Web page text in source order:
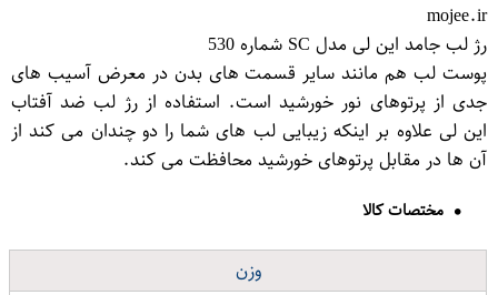
mojee.ir
رژ لب جامد این لی مدل SC شماره 530
پوست لب هم مانند سایر قسمت های بدن در معرض آسیب های
جدی از پرتوهای نور خورشید است. استفاده از رژ لب ضد آفتاب
این لی علاوه بر اینکه زیبایی لب های شما را دو چندان می کند از
آن ها در مقابل پرتوهای خورشید محافظت می کند.
مختصات کالا
وزن